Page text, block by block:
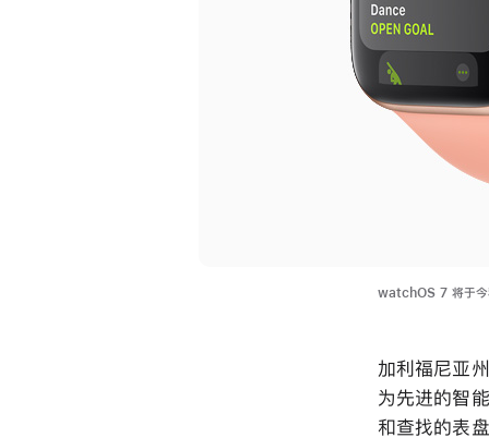
watchOS 7 将于今
加利福尼亚
为先进的智
和查找的表